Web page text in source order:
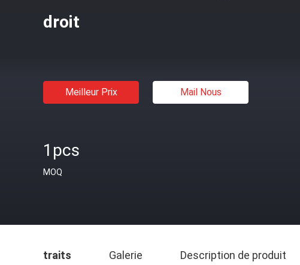
droit
Meilleur Prix Mail Nous
1pcs
MOQ
traits Galerie Description de produit